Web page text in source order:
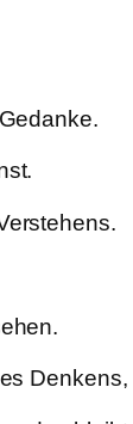
Denkens,